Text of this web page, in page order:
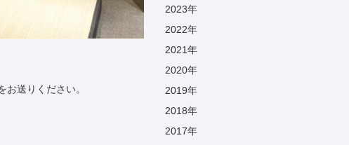
送りください。
2023年
2022年
2021年
2020年
2019年
2018年
2017年